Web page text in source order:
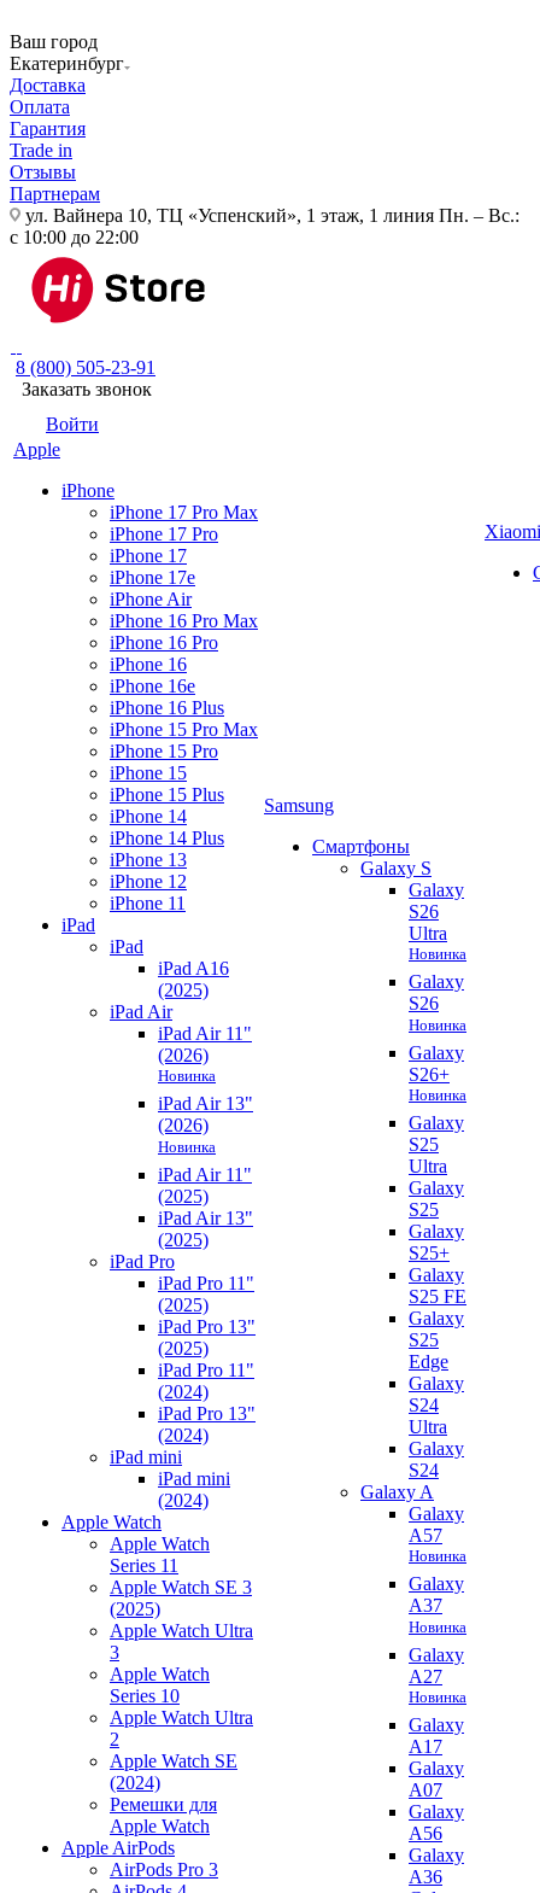
Ваш город
Екатеринбург
Доставка
Оплата
Гарантия
Trade in
Отзывы
Партнерам
ул. Вайнера 10, ТЦ «Успенский», 1 этаж, 1 линия Пн. – Вс.:
с 10:00 до 22:00
8 (800) 505-23-91
Заказать звонок
Войти
Apple
iPhone
iPhone 17 Pro Max
iPhone 17 Pro
iPhone 17
iPhone 17e
iPhone Air
iPhone 16 Pro Max
iPhone 16 Pro
iPhone 16
iPhone 16e
iPhone 16 Plus
iPhone 15 Pro Max
iPhone 15 Pro
iPhone 15
iPhone 15 Plus
iPhone 14
iPhone 14 Plus
iPhone 13
iPhone 12
iPhone 11
iPad
iPad
iPad A16
(2025)
iPad Air
iPad Air 11"
(2026)
Новинка
iPad Air 13"
(2026)
Новинка
iPad Air 11"
(2025)
iPad Air 13"
(2025)
iPad Pro
iPad Pro 11"
(2025)
iPad Pro 13"
(2025)
iPad Pro 11"
(2024)
iPad Pro 13"
(2024)
iPad mini
iPad mini
(2024)
Apple Watch
Apple Watch
Series 11
Apple Watch SE 3
(2025)
Apple Watch Ultra
3
Apple Watch
Series 10
Apple Watch Ultra
2
Apple Watch SE
(2024)
Ремешки для
Apple Watch
Apple AirPods
AirPods Pro 3
Samsung
Смартфоны
Galaxy S
Galaxy
S26
Ultra
Новинка
Galaxy
S26
Новинка
Galaxy
S26+
Новинка
Galaxy
S25
Ultra
Galaxy
S25
Galaxy
S25+
Galaxy
S25 FE
Galaxy
S25
Edge
Galaxy
S24
Ultra
Galaxy
S24
Galaxy A
Galaxy
A57
Новинка
Galaxy
A37
Новинка
Galaxy
A27
Новинка
Galaxy
A17
Galaxy
A07
Galaxy
A56
Galaxy
A36
Xiaomi